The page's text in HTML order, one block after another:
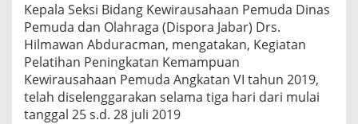
Kepala Seksi Bidang Kewirausahaan Pemuda Dinas
Pemuda dan Olahraga (Dispora Jabar) Drs.
Hilmawan Abduracman, mengatakan, Kegiatan
Pelatihan Peningkatan Kemampuan
Kewirausahaan Pemuda Angkatan VI tahun 2019,
telah diselenggarakan selama tiga hari dari mulai
tanggal 25 s.d. 28 juli 2019